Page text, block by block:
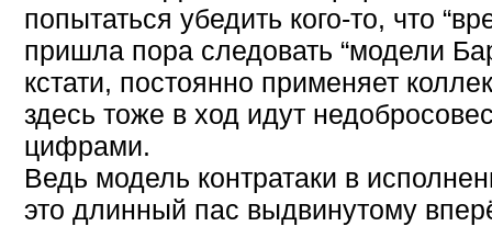
попытаться убедить кого-то, что
пришла пора следовать “модели
кстати, постоянно применяет
здесь тоже в ход идут
цифрами.
Ведь модель контратаки в
это длинный пас выдвинутому